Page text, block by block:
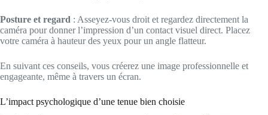
Posture et regard : Asseyez-vous droit et regardez directement la
caméra pour donner l’impression d’un contact visuel direct. Placez
votre caméra à hauteur des yeux pour un angle flatteur.
En suivant ces conseils, vous créerez une image professionnelle et
engageante, même à travers un écran.
L’impact psychologique d’une tenue bien choisie